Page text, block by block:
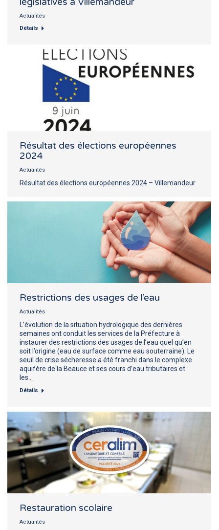
Actualités
Détails
Résultat des élections européennes
2024
Actualités
Résultat des élections européennes 2024 – Villemandeur
Restrictions des usages de l’eau
Actualités
L’évolution de la situation hydrologique des dernières
semaines ont conduit les services de la Préfecture à
instaurer des restrictions des usages de l’eau quel qu’en
soit l’origine (eau de surface comme eau souterraine). Le
seuil de crise sécheresse a été franchi dans le complexe
aquifère de la Beauce et ses cours d’eau tributaires et
les…
Détails
Restauration scolaire
Actualités